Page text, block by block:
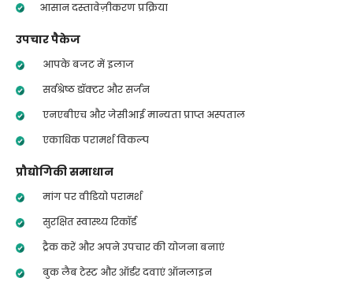
आसान दस्तावेज़ीकरण प्रक्रिया
उपचार पैकेज
आपके बजट में इलाज
सर्वश्रेष्ठ डॉक्टर और सर्जन
एनएबीएच और जेसीआई मान्यता प्राप्त अस्पताल
एकाधिक परामर्श विकल्प
प्रौद्योगिकी समाधान
मांग पर वीडियो परामर्श
सुरक्षित स्वास्थ्य रिकॉर्ड
ट्रैक करें और अपने उपचार की योजना बनाएं
बुक लैब टेस्ट और ऑर्डर दवाएं ऑनलाइन